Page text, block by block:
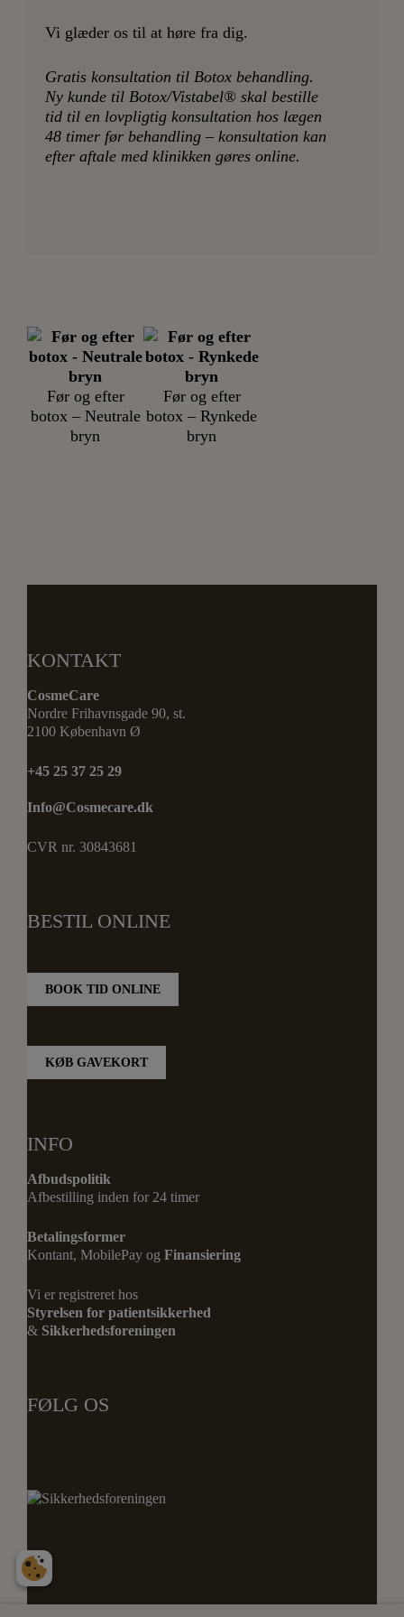
Vi glæder os til at høre fra dig.
Gratis konsultation til Botox behandling.
Ny kunde til Botox/Vistabel® skal bestille
tid til en lovpligtig konsultation hos lægen
48 timer før behandling – konsultation kan
efter aftale med klinikken gøres online.
Før og efter
botox – Neutrale
bryn
Før og efter
botox – Rynkede
bryn
KONTAKT
CosmeCare
Nordre Frihavnsgade 90, st.
2100 København Ø
+45 25 37 25 29
Info@Cosmecare.dk
CVR nr. 30843681
BESTIL ONLINE
BOOK TID ONLINE
KØB GAVEKORT
INFO
Afbudspolitik
Afbestilling inden for 24 timer
Betalingsformer
Kontant, MobilePay og Finansiering
Vi er registreret hos
Styrelsen for patientsikkerhed
& Sikkerhedsforeningen
FØLG OS